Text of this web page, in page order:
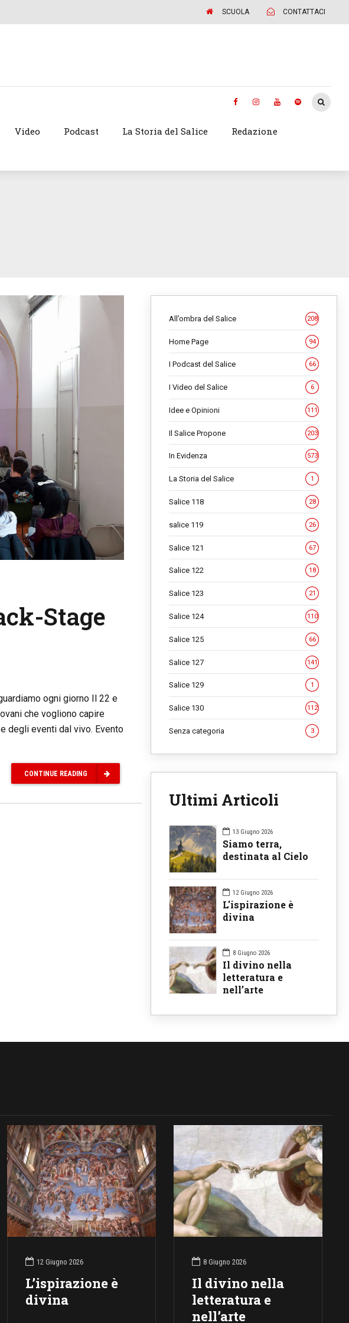
SCUOLA CONTATTACI
Video Podcast La Storia del Salice Redazione
Stage
ogni giorno Il 22 e
che vogliono capire
degli eventi dal vivo. Evento
CONTINUE READING
All’ombra del Salice 208
Home Page 94
I Podcast del Salice 66
I Video del Salice 6
Idee e Opinioni 111
Il Salice Propone 203
In Evidenza 573
La Storia del Salice 1
Salice 118 28
salice 119 26
Salice 121 67
Salice 122 18
Salice 123 21
Salice 124 110
Salice 125 66
Salice 127 141
Salice 129 1
Salice 130 112
Senza categoria 3
Ultimi Articoli
13 Giugno 2026
Siamo terra,
destinata al Cielo
12 Giugno 2026
L'ispirazione è
divina
8 Giugno 2026
Il divino nella
letteratura e
nell’arte
12 Giugno 2026
L’ispirazione è
divina
8 Giugno 2026
Il divino nella
letteratura e
nell’arte